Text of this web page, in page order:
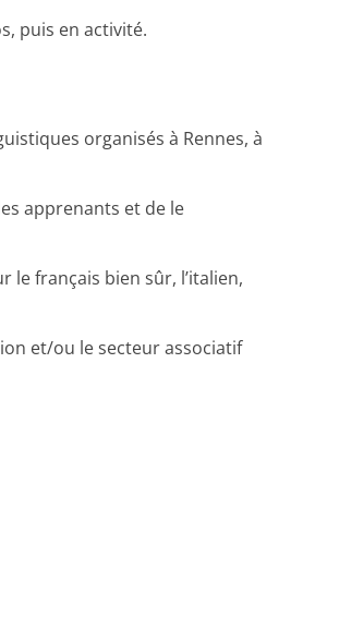
puis en activité.
organisés à Rennes, à
apprenants et de le
le français bien sûr, l’italien,
et/ou le secteur associatif